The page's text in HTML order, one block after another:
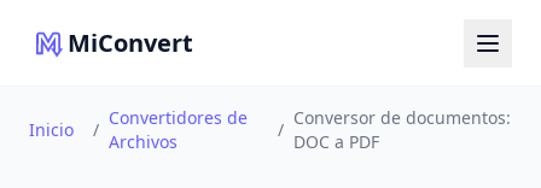
MiConvert
Inicio /
Convertidores de
Archivos
/
Conversor de documentos:
DOC a PDF